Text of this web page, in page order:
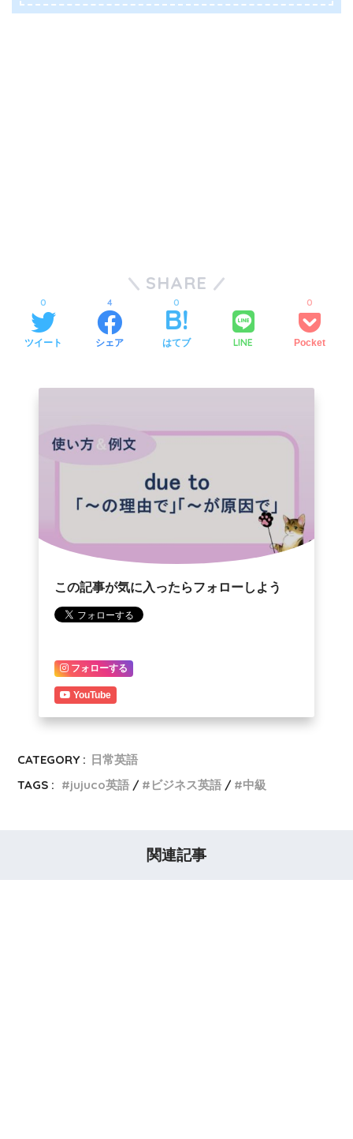
SHARE
ツイート
0
シェア
4
はてブ
0
LINE Pocket
0
この記事が気に入ったらフォローしよう
フォローする
YouTube
CATEGORY : 日常英語
TAGS :
jujuco英語 ビジネス英語 中級
関連記事